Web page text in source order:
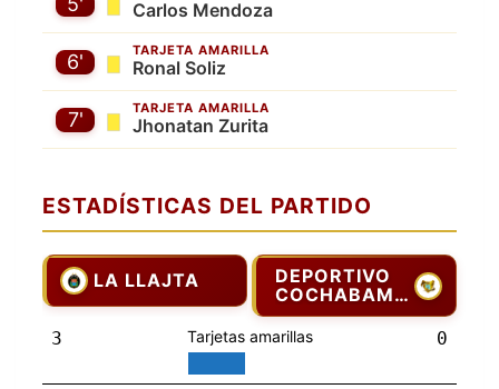
Carlos Mendoza
TARJETA AMARILLA
Ronal Soliz
6'
TARJETA AMARILLA
Jhonatan Zurita
7'
ESTADÍSTICAS DEL PARTIDO
LA LLAJTA
DEPORTIVO
COCHABAMBA
3 Tarjetas amarillas 0